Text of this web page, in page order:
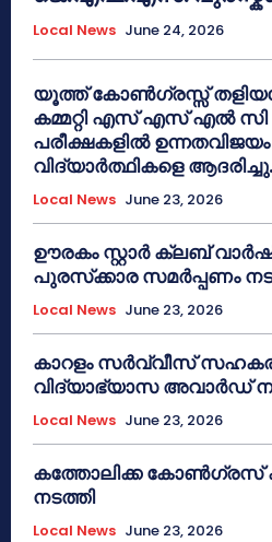
Local News June 24, 2026
യൂത്ത് കോൺഗ്രസ്സ്
കമ്മറ്റി എസ് എസ് എൽ
പരീക്ഷകളിൽ
വിദ്യാർത്ഥികളെ ആദരിച്ചു.
Local News June 23, 2026
ഊരകം സ്റ്റാർ ക്ലബ്
പുരസ്‌ക്കാര സമർപ്പണം
Local News June 23, 2026
കാറളം സർവ്വീസ്
വിദ്യാഭ്യാസ അവാർഡ്
Local News June 23, 2026
കത്തോലിക്ക കോൺഗ്രസ്
നടത്തി
Local News June 23, 2026